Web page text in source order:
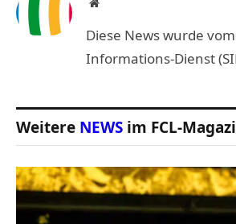
Website
Diese News wurde
Informations-Dienst
Weitere NEWS im FCL-